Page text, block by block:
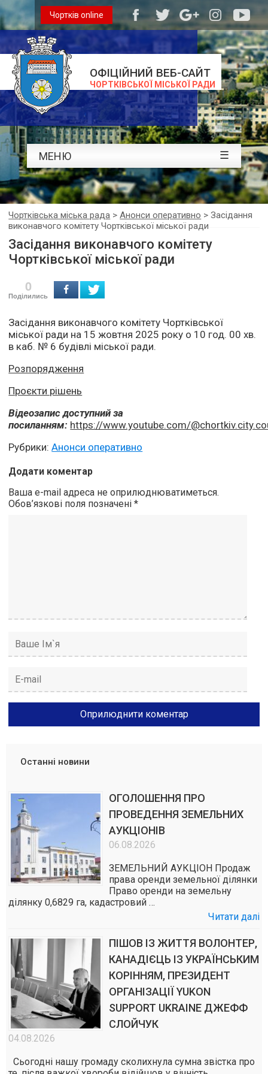
ОФІЦІЙНИЙ ВЕБ-САЙТ
ЧОРТКІВСЬКОЇ МІСЬКОЇ РАДИ
Чортків online
МЕНЮ ☰
Чортківська міська рада >Анонси оперативно >Засідання
виконавчого комітету Чортківської міської ради
Засідання виконавчого комітету
Чортківської міської ради
0
Поділились
Засідання виконавчого комітету Чортківської
міської ради на 15 жовтня 2025 року о 10 год. 00 хв.
в каб. № 6 будівлі міської ради.
Розпорядження
Проєкти рішень
Відеозапис доступний за
посиланням: https://www.youtube.com/
Рубрики:Анонси оперативно
Додати коментар
Ваша e-mail адреса не оприлюднюватиметься.
Обов’язкові поля позначені*
Останні новини
ОГОЛОШЕННЯ ПРО
ПРОВЕДЕННЯ ЗЕМЕЛЬНИХ
АУКЦІОНІВ
06.08.2026
ЗЕМЕЛЬНИЙ АУКЦІОН Продаж
права оренди земельної ділянки
Право оренди на земельну
ділянку 0,6829 га, кадастровий …
Читати далі
ПІШОВ ІЗ ЖИТТЯ ВОЛОНТЕР,
КАНАДІЄЦЬ ІЗ УКРАЇНСЬКИМ
КОРІННЯМ, ПРЕЗИДЕНТ
ОРГАНІЗАЦІЇ YUKON
SUPPORT UKRAINE ДЖЕФФ
СЛОЙЧУК
04.08.2026
Сьогодні нашу громаду сколихнула сумна звістка про